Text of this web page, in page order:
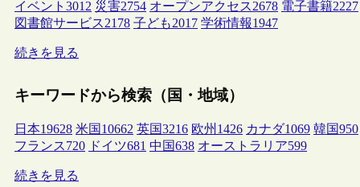
イベント 3012 災害2754 オープンアクセス2678 電子書籍2227
図書館サービス2178 子ども2017 学術情報1947
続きを見る
キーワードから検索（国・地域）
日本19628 米国 10662 英国3216 欧州 1426 カナダ1069 韓国950
フランス720 ドイツ681 中国638 オーストラリア599
続きを見る